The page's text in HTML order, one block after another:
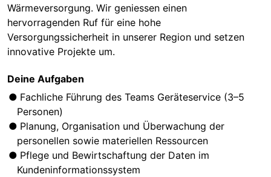
Wärmeversorgung. Wir geniessen einen
hervorragenden Ruf für eine hohe
Versorgungssicherheit in unserer Region und setzen
innovative Projekte um.
Deine Aufgaben
Fachliche Führung des Teams Geräteservice (3–5
Personen)
Planung, Organisation und Überwachung der
personellen sowie materiellen Ressourcen
Pflege und Bewirtschaftung der Daten im
Kundeninformationssystem